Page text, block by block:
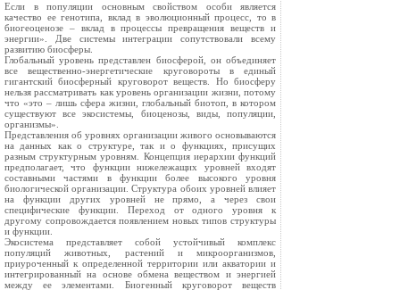
Если в популяции основным свойством особи является
качество ее генотипа, вклад в эволюционный процесс, то в
биогеоценозе – вклад в процессы превращения веществ и
энергии». Две системы интеграции сопутствовали всему
развитию биосферы.
Глобальный уровень представлен биосферой, он объединяет
все вещественно-энергетические круговороты в единый
гигантский биосферный круговорот веществ. Но биосферу
нельзя рассматривать как уровень организации жизни, потому
что «это – лишь сфера жизни, глобальный биотоп, в котором
существуют все экосистемы, биоценозы, виды, популяции,
организмы».
Представления об уровнях организации живого основываются
на данных как о структуре, так и о функциях, присущих
разным структурным уровням. Концепция иерархии функций
предполагает, что функции нижележащих уровней входят
составными частями в функции более высокого уровня
биологической организации. Структура обоих уровней влияет
на функции других уровней не прямо, а через свои
специфические функции. Переход от одного уровня к
другому сопровождается появлением новых типов структуры
и функции.
Экосистема представляет собой устойчивый комплекс
популяций животных, растений и микроорганизмов,
приуроченный к определенной территории или акватории и
интегрированный на основе обмена веществом и энергией
между ее элементами. Биогенный круговорот веществ